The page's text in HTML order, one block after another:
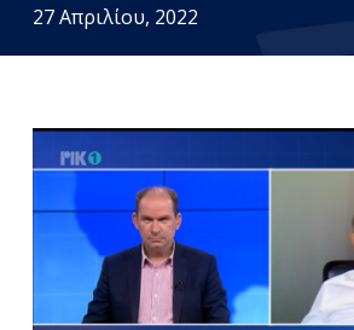
27 Απριλίου, 2022